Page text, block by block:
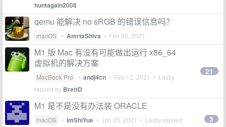
huntagain2008
qemu 能解决 no sRGB 的错误信息吗？
macOS • AmrtaShiva • Feb 20, 2021
M1 版 Mac 有没有可能做出运行 x86_64
虚拟机的解决方案
MacBook Pro • andj4cn • Feb 12, 2021 • Lastly
replied by BrettD
21
M1 是不是没有办法装 ORACLE
macOS • ImShiYue • Jan 20, 2021 • Lastly replied
3